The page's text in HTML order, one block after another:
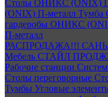
Столы ОНИКС (ONIX)
(ONIX) П-металл Тумба
гардеробы ОНИКС
П-металл
РАСПРОДАЖА!!!
Мебель СТАЙЛ
Рабочие станции
Столы переговорные
Тумбы Угловые